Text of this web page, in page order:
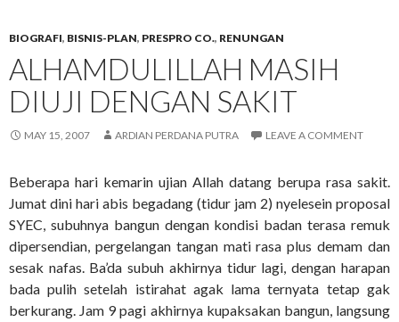
BIOGRAFI, BISNIS-PLAN, PRESPRO CO., RENUNGAN
ALHAMDULILLAH MASIH
DIUJI DENGAN SAKIT
MAY 15, 2007 ARDIAN PERDANA PUTRA LEAVE A COMMENT
Beberapa hari kemarin ujian Allah datang berupa rasa sakit.
Jumat dini hari abis begadang (tidur jam 2) nyelesein proposal
SYEC, subuhnya bangun dengan kondisi badan terasa remuk
dipersendian, pergelangan tangan mati rasa plus demam dan
sesak nafas. Ba’da subuh akhirnya tidur lagi, dengan harapan
bada pulih setelah istirahat agak lama ternyata tetap gak
berkurang. Jam 9 pagi akhirnya kupaksakan bangun, langsung